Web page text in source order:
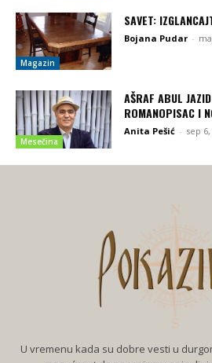
Magazin
SAVET:
Bojana Pudar -
Mesečina
AŠRAF ABUL
ROMANOPISAC I
Anita Pešić - sep
U vremenu kada su dobre vesti u